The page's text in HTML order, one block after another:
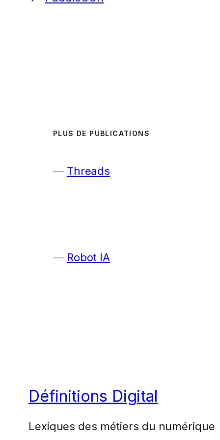
PLUS DE PUBLICATIONS
Threads
Robot IA
Définitions Digital
Lexiques des métiers du numérique